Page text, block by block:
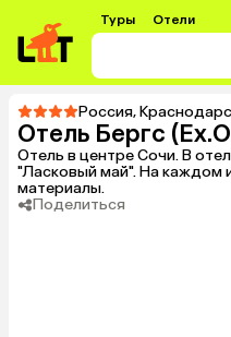
Туры Отели
Россия,
Отель Бергс
Отель в центре Сочи. В
"Ласковый май". На каждом
материалы.
Поделиться